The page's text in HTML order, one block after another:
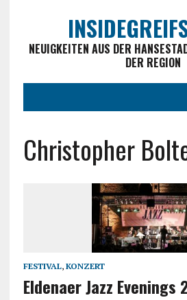
NEUIGKEITEN AUS DER
DER REGION
Christopher
FESTIVAL, KONZERT
Eldenaer Jazz Evenings